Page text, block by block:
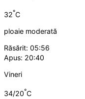
32°C
ploaie moderată
Răsărit: 05:56
Apus: 20:40
Vineri
34/20°C